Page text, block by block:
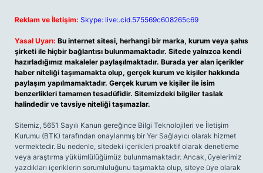
Reklam ve İletişim: Skype: live:.cid.575569c608265c69
Yasal Uyarı: Bu internet sitesi, herhangi bir marka, kurum veya şahıs
şirketi ile hiçbir bağlantısı bulunmamaktadır. Sitede yalnızca kendi
hazırladığımız makaleler paylaşılmaktadır. Burada yer alan içerikler
haber niteliği taşımamakta olup, gerçek kurum ve kişiler hakkında
paylaşım yapılmamaktadır. Gerçek kurum ve kişiler ile isim
benzerlikleri tamamen tesadüfidir. Sitemizdeki bilgiler taslak
halindedir ve tavsiye niteliği taşımazlar.
Sitemiz, 5651 Sayılı Kanun gereğince Bilgi Teknolojileri ve İletişim
Kurumu (BTK) tarafından onaylanmış bir Yer Sağlayıcı olarak hizmet
vermektedir. Bu nedenle, sitedeki içerikleri proaktif olarak denetleme
veya araştırma yükümlülüğümüz bulunmamaktadır. Ancak, üyelerimiz
yazdıkları içeriklerin sorumluluğunu taşımakta olup, siteye üye olarak